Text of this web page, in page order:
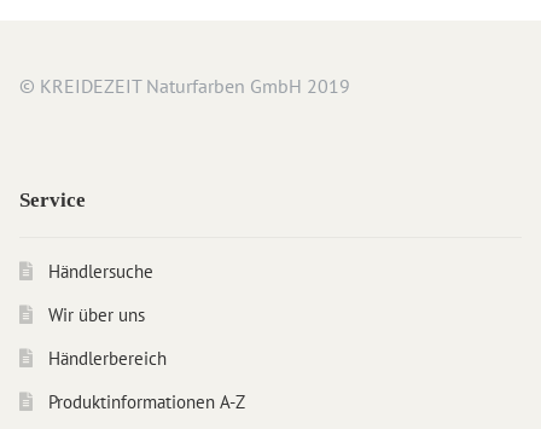
© KREIDEZEIT Naturfarben GmbH 2019
Service
Händlersuche
Wir über uns
Händlerbereich
Produktinformationen A-Z